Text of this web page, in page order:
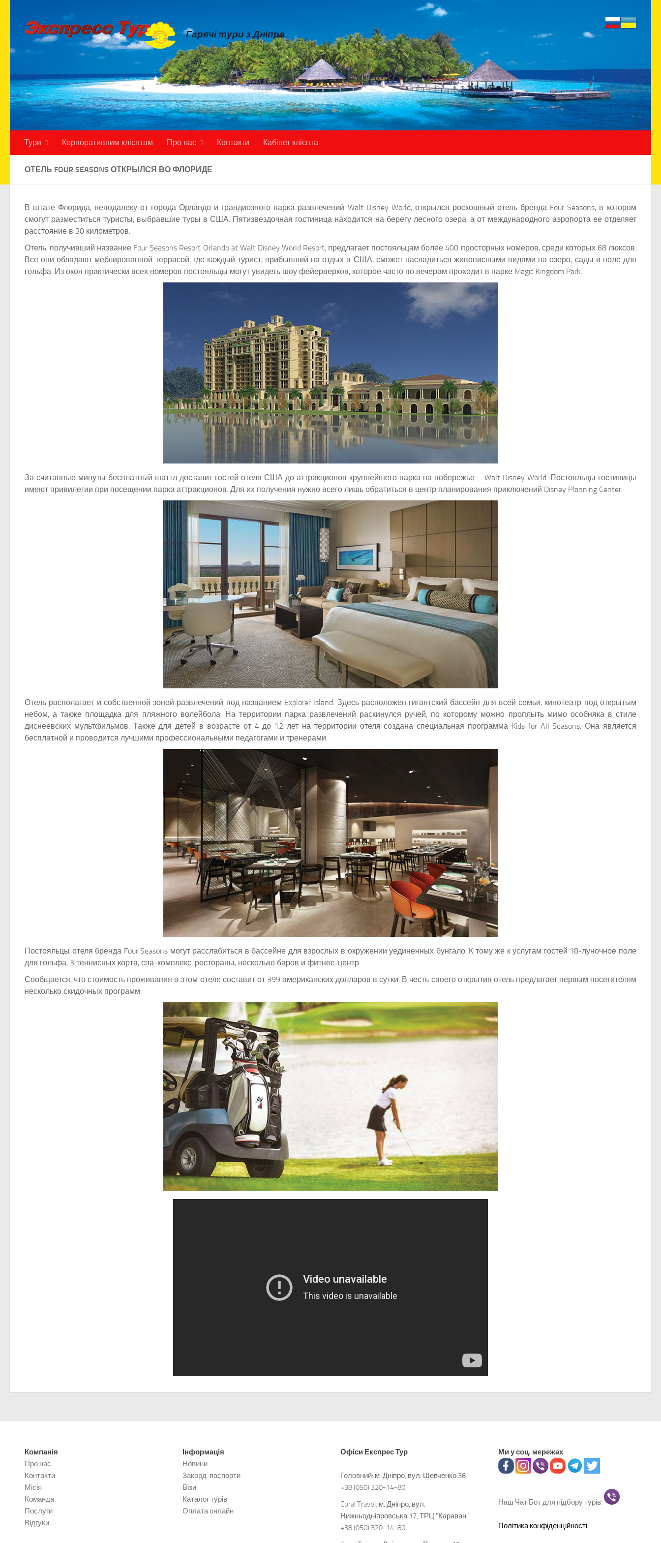
Skip to content
Гарячі тури з Дніпра
Тури Корпоративним клієнтам Про нас Контакти Кабінет клієнта
ОТЕЛЬ FOUR SEASONS ОТКРЫЛСЯ ВО ФЛОРИДЕ
В штате Флорида, неподалеку от города Орландо и грандиозного парка развлечений Walt Disney World, открылся роскошный отель бренда Four Seasons, в котором
смогут разместиться туристы, выбравшие туры в США. Пятизвездочная гостиница находится на берегу лесного озера, а от международного аэропорта ее отделяет
расстояние в 30 километров.
Отель, получивший название Four Seasons Resort Orlando at Walt Disney World Resort, предлагает постояльцам более 400 просторных номеров, среди которых 68 люксов.
Все они обладают меблированной террасой, где каждый турист, прибывший на отдых в США, сможет насладиться живописными видами на озеро, сады и поле для
гольфа. Из окон практически всех номеров постояльцы могут увидеть шоу фейерверков, которое часто по вечерам проходит в парке Magic Kingdom Park.
За считанные минуты бесплатный шаттл доставит гостей отеля США до аттракционов крупнейшего парка на побережье – Walt Disney World. Постояльцы гостиницы
имеют привилегии при посещении парка аттракционов. Для их получения нужно всего лишь обратиться в центр планирования приключений Disney Planning Center.
Отель располагает и собственной зоной развлечений под названием Explorer Island. Здесь расположен гигантский бассейн для всей семьи, кинотеатр под открытым
небом, а также площадка для пляжного волейбола. На территории парка развлечений раскинулся ручей, по которому можно проплыть мимо особняка в стиле
диснеевских мультфильмов. Также для детей в возрасте от 4 до 12 лет на территории отеля создана специальная программа Kids for All Seasons. Она является
бесплатной и проводится лучшими профессиональными педагогами и тренерами.
Постояльцы отеля бренда Four Seasons могут расслабиться в бассейне для взрослых в окружении уединенных бунгало. К тому же к услугам гостей 18-луночное поле
для гольфа, 3 теннисных корта, спа-комплекс, рестораны, несколько баров и фитнес-центр.
Сообщается, что стоимость проживания в этом отеле составит от 399 американских долларов в сутки. В честь своего открытия отель предлагает первым посетителям
несколько скидочных программ.
Компанія
Про нас
Контакти
Місія
Команда
Послуги
Відгуки
Інформація
Новини
Закорд. паспорти
Візи
Каталог турів
Оплата онлайн
Офіси Експрес Тур
Головний: м. Дніпро, вул. Шевченко 36
+38 (050) 320-14-80
Coral Travel: м. Дніпро, вул.
Нижньодніпровська 17, ТРЦ "Караван"
+38 (050) 320-14-80
Ми у соц. мережах
Наш Чат Бот для підбору турів:
Політика конфіденційності